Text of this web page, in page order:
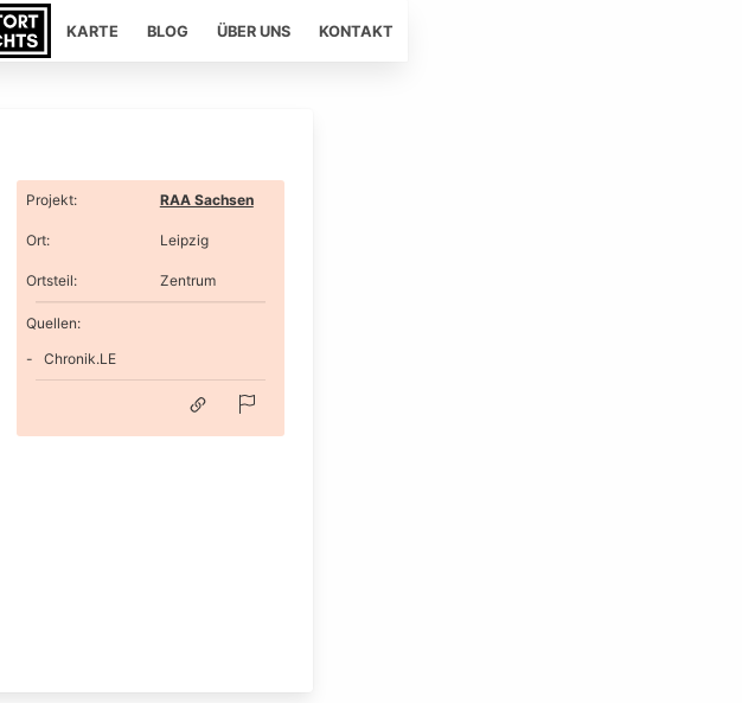
KARTE BLOG ÜBER UNS KONTAKT
Projekt: RAA Sachsen
Ort: Leipzig
Ortsteil: Zentrum
Quellen:
Chronik.LE